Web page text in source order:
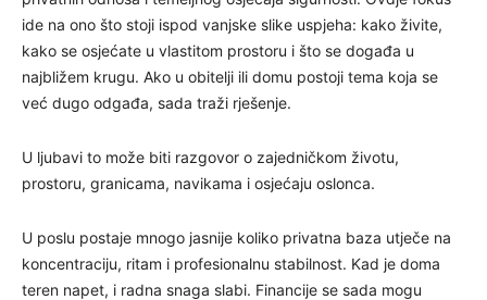
ide na ono što stoji ispod vanjske slike uspjeha: kako živite,
kako se osjećate u vlastitom prostoru i što se događa u
najbližem krugu. Ako u obitelji ili domu postoji tema koja se
već dugo odgađa, sada traži rješenje.
U ljubavi to može biti razgovor o zajedničkom životu,
prostoru, granicama, navikama i osjećaju oslonca.
U poslu postaje mnogo jasnije koliko privatna baza utječe na
koncentraciju, ritam i profesionalnu stabilnost. Kad je doma
teren napet, i radna snaga slabi. Financije se sada mogu